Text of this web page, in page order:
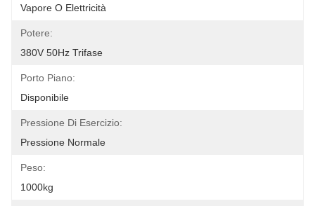
Vapore O Elettricità
Potere:
380V 50Hz Trifase
Porto Piano:
Disponibile
Pressione Di Esercizio:
Pressione Normale
Peso:
1000kg